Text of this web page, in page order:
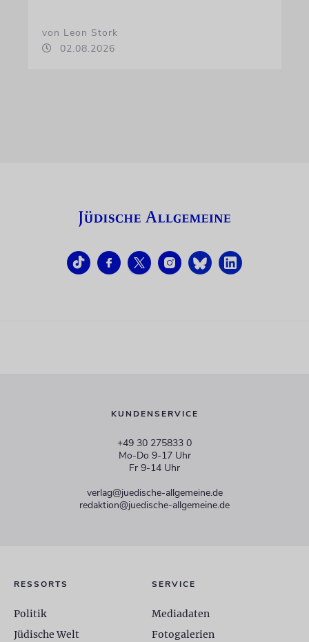
von Leon Stork
02.08.2026
KUNDENSERVICE
+49 30 275833 0
Mo-Do 9-17 Uhr
Fr 9-14 Uhr
verlag@juedische-allgemeine.de
redaktion@juedische-allgemeine.de
RESSORTS
Politik
Jüdische Welt
SERVICE
Mediadaten
Fotogalerien